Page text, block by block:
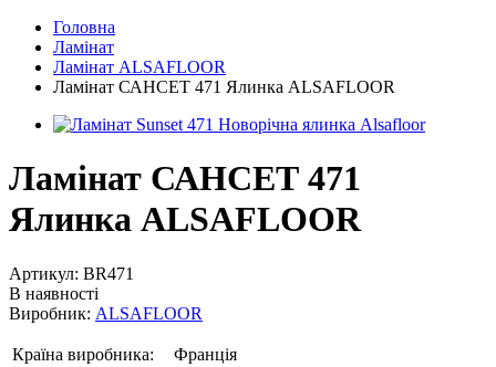
Головна
Ламінат
Ламінат ALSAFLOOR
Ламінат САНСЕТ 471 Ялинка ALSAFLOOR
Ламінат САНСЕТ 471
Ялинка ALSAFLOOR
Артикул: BR471
В наявності
Виробник: ALSAFLOOR
Країна виробника:
Франція